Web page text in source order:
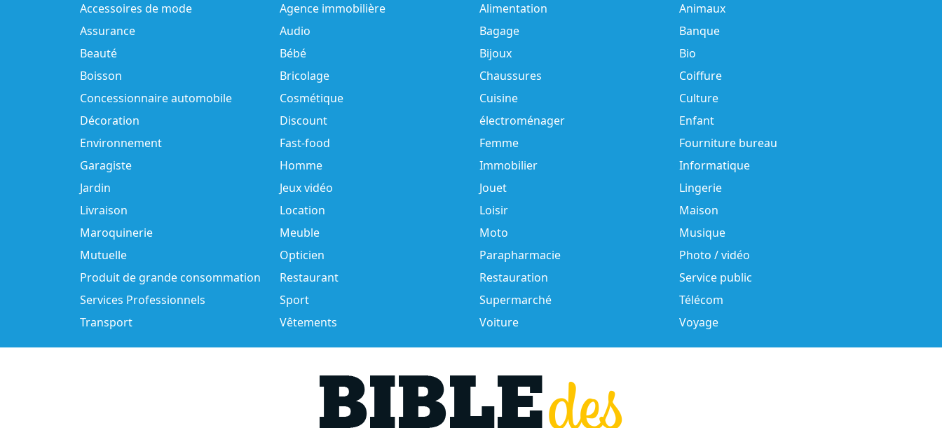
Accessoires de mode Agence immobilière Alimentation
Animaux
Assurance
Audio Bagage
Banque
Beauté
Bébé Bijoux
Bio
Boisson
Bricolage Chaussures
Coiffure
Concessionnaire automobile
Cosmétique Cuisine
Culture
Décoration
Discount électroménager
Enfant
Environnement
Fast-food Femme
Fourniture bureau
Garagiste
Homme Immobilier
Informatique
Jardin
Jeux vidéo Jouet
Lingerie
Livraison
Location Loisir
Maison
Maroquinerie
Meuble Moto
Musique
Mutuelle
Opticien Parapharmacie
Photo / vidéo
Produit de grande consommation
Restaurant Restauration
Service public
Services Professionnels
Sport Supermarché
Télécom
Transport
Vêtements Voiture Voyage